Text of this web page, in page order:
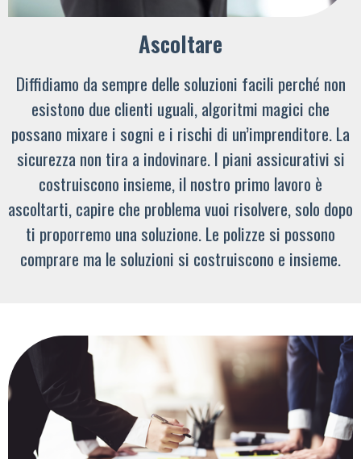
Ascoltare
Diffidiamo da sempre delle soluzioni facili perché non
esistono due clienti uguali, algoritmi magici che
possano mixare i sogni e i rischi di un’imprenditore. La
sicurezza non tira a indovinare. I piani assicurativi si
costruiscono insieme, il nostro primo lavoro è
ascoltarti, capire che problema vuoi risolvere, solo dopo
ti proporremo una soluzione. Le polizze si possono
comprare ma le soluzioni si costruiscono e insieme.